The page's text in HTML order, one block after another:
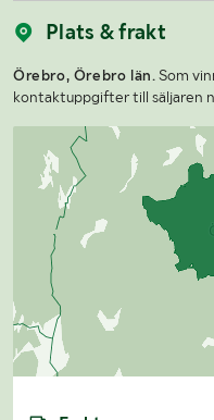
Plats & frakt
Örebro, Örebro län. Som
kontaktuppgifter till säljaren